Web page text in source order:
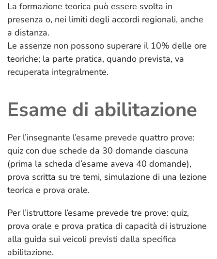
La formazione teorica può essere svolta in
presenza o, nei limiti degli accordi regionali, anche
a distanza.
Le assenze non possono superare il 10% delle ore
teoriche; la parte pratica, quando prevista, va
recuperata integralmente.
Esame di abilitazione
Per l’insegnante l’esame prevede quattro prove:
quiz con due schede da 30 domande ciascuna
(prima la scheda d’esame aveva 40 domande),
prova scritta su tre temi, simulazione di una lezione
teorica e prova orale.
Per l’istruttore l’esame prevede tre prove: quiz,
prova orale e prova pratica di capacità di istruzione
alla guida sui veicoli previsti dalla specifica
abilitazione.